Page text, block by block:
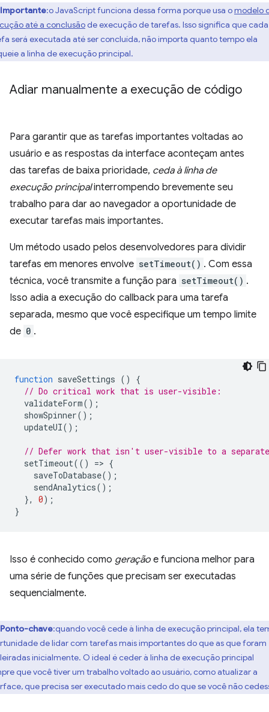
Importante:o JavaScript funciona dessa forma porque usa omodelo
até a conclusãode execução de tarefas. Isso significa que cada
será executada até ser concluída, não importa quanto tempo ela
a linha de execução principal.
Adiar manualmente a execução de código
Para garantir que as tarefas importantes voltadas ao
usuário e as respostas da interface aconteçam antes
das tarefas de baixa prioridade, ceda à linha de
execução principalinterrompendo brevemente seu
trabalho para dar ao navegador a oportunidade de
executar tarefas mais importantes.
Um método usado pelos desenvolvedores para dividir
tarefas em menores envolve setTimeout() . Com essa
técnica, você transmite a função para setTimeout() .
Isso adia a execução do callback para uma tarefa
separada, mesmo que você especifique um tempo limite
de 0 .
function saveSettings ()
{
// Do critical work that is user-visible:
validateForm();
showSpinner();
updateUI();
// Defer work that isn't user-visible to a
setTimeout(() => {
saveToDatabase();
sendAnalytics();
},
0);
}
Isso é conhecido como geração e funciona melhor para
uma série de funções que precisam ser executadas
sequencialmente.
Ponto-chave:quando você cede à linha de execução principal, ela
de lidar com tarefas mais importantes do que as que foram
inicialmente. O ideal é ceder à linha de execução principal
que você tiver um trabalho voltado ao usuário, como atualizar a
que precisa ser executado mais cedo do que se você não